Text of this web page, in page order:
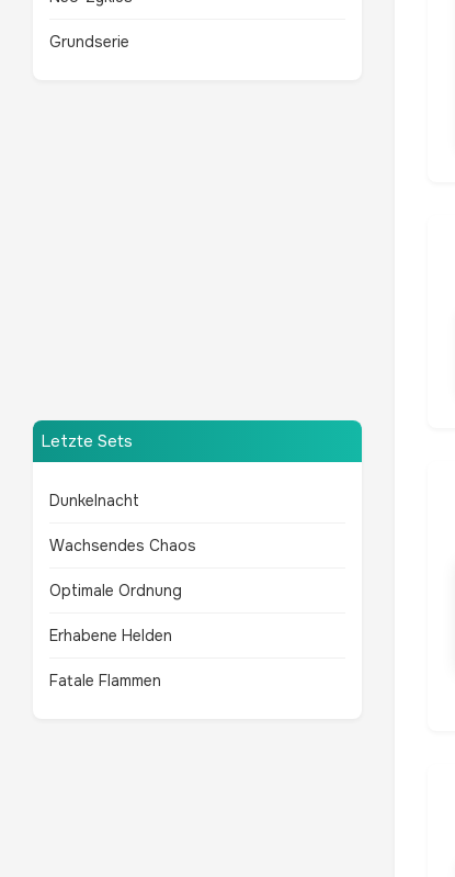
Grundserie
Letzte Sets
Dunkelnacht
Wachsendes Chaos
Optimale Ordnung
Erhabene Helden
Fatale Flammen